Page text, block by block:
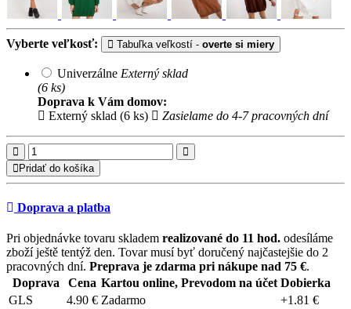
Vyberte veľkosť: Tabuľka veľkostí - overte si miery
Univerzálne Externý sklad
(6 ks)
Doprava k Vám domov:
Externý sklad (6 ks)
Zasielame do 4-7 pracovných dní
Pridať do košíka
Doprava a platba
Pri objednávke tovaru skladem realizované do 11 hod. odesíláme
zboží ještě tentýž den. Tovar musí byť doručený najčastejšie do 2
pracovných dní. Preprava je zdarma pri nákupe nad 75 €.
Doprava
Cena Kartou online, Prevodom na účet Dobierka
GLS
4.90 € Zadarmo +1.81 €